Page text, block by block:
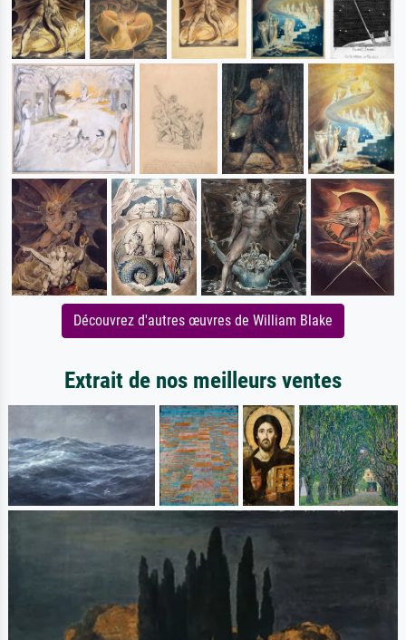
Découvrez d'autres œuvres de William Blake
Extrait de nos meilleurs ventes